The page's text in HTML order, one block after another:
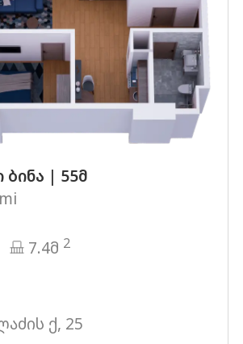
ბინა | 55მ
7.4მ 2
ქ, 25